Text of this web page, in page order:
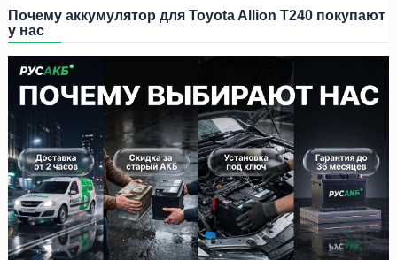
Почему аккумулятор для Toyota Allion T240 покупают
у нас